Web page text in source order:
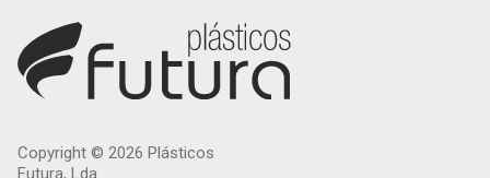
Copyright © 2026 Plásticos
Futura, Lda.